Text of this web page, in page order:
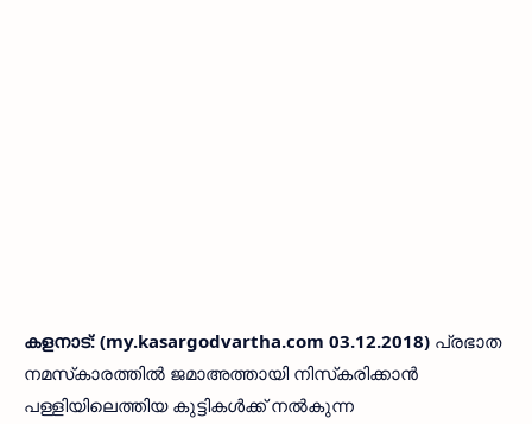
കളനാട്: (my.kasargodvartha.com 03.12.2018) പ്രഭാത
നമസ്‌കാരത്തില്‍ ജമാഅത്തായി നിസ്‌കരിക്കാന്‍
പള്ളിയിലെത്തിയ കുട്ടികള്‍ക്ക് നല്‍കുന്ന